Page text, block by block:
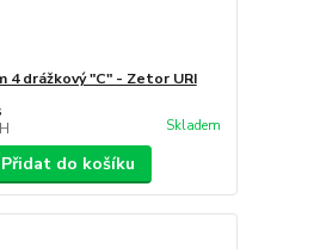
4 drážkový "C" - Zetor URI
Skladem
Přidat do košíku